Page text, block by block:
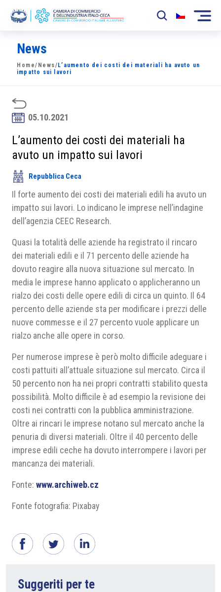
La Camera
News
Sviluppo Mercato
Soci
Partner
Progetti
Area riservata
News
Home/ News/ L’aumento dei costi dei materiali ha avuto un
impatto sui lavori
05.10.2021
L’aumento dei costi dei materiali ha
avuto un impatto sui lavori
Repubblica Ceca
Il forte aumento dei costi dei materiali edili ha avuto un
impatto sui lavori. Lo indicano le imprese nell’indagine
dell’agenzia CEEC Research.
Quasi la totalità delle aziende ha registrato il rincaro
dei materiali edili e il 71 percento delle aziende ha
dovuto reagire alla nuova situazione sul mercato. In
media le imprese hanno applicato o applicheranno un
rialzo dei costi delle opere edili di circa un quinto. Il 64
percento delle aziende sta per modificare i prezzi delle
nuove commesse e il 27 percento vuole applicare un
rialzo anche alle opere in corso.
Per numerose imprese è però molto difficile adeguare i
costi pattuiti all’attuale situazione sul mercato. Circa il
50 percento non ha nei propri contratti stabilito questa
possibilità. Molto difficile è ad esempio la revisione dei
costi nei contratti con la pubblica amministrazione.
Oltre ai rincari le imprese notano sul mercato anche la
penuria di diversi materiali. Oltre il 40 percento delle
imprese edili ceche ha dovuto interrompere i lavori per
mancanza dei materiali.
Fonte: www.archiweb.cz
Fonte fotografia: Pixabay
Suggeriti per te